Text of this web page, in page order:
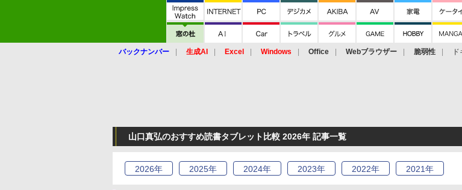
バックナンバー 生成AI Excel Windows Office Webブラウザー 脆弱性
山口真弘のおすすめ読書タブレット比較 2026年 記事一覧
2026年 2025年 2024年 2023年 2022年 2021年